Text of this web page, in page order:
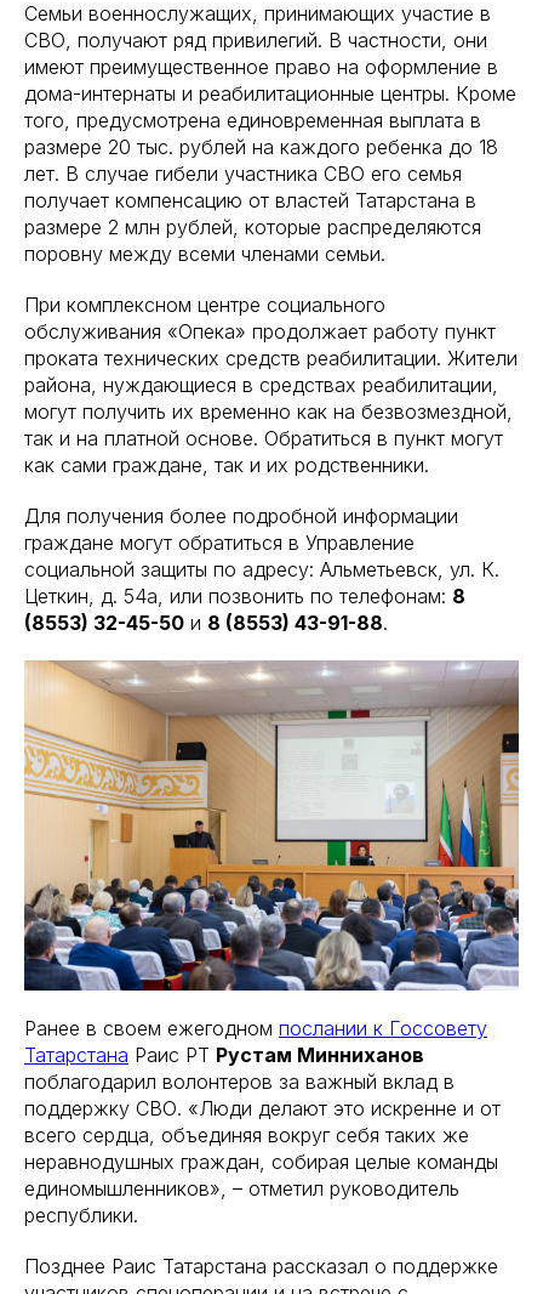
Семьи военнослужащих, принимающих участие в
СВО, получают ряд привилегий. В частности, они
имеют преимущественное право на оформление в
дома-интернаты и реабилитационные центры. Кроме
того, предусмотрена единовременная выплата в
размере 20 тыс. рублей на каждого ребенка до 18
лет. В случае гибели участника СВО его семья
получает компенсацию от властей Татарстана в
размере 2 млн рублей, которые распределяются
поровну между всеми членами семьи.
При комплексном центре социального
обслуживания «Опека» продолжает работу пункт
проката технических средств реабилитации. Жители
района, нуждающиеся в средствах реабилитации,
могут получить их временно как на безвозмездной,
так и на платной основе. Обратиться в пункт могут
как сами граждане, так и их родственники.
Для получения более подробной информации
граждане могут обратиться в Управление
социальной защиты по адресу: Альметьевск, ул. К.
Цеткин, д. 54а, или позвонить по телефонам: 8
(8553) 32-45-50 и 8 (8553) 43-91-88.
Ранее в своем ежегодном послании к Госсовету
Татарстана Раис РТ Рустам Минниханов
поблагодарил волонтеров за важный вклад в
поддержку СВО. «Люди делают это искренне и от
всего сердца, объединяя вокруг себя таких же
неравнодушных граждан, собирая целые команды
единомышленников», – отметил руководитель
республики.
Позднее Раис Татарстана рассказал о поддержке